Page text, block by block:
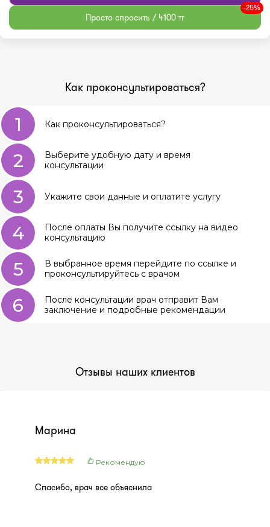
Просто спросить / 4100 тг
-25%
Как проконсультироваться?
1 Как проконсультироваться?
2
Выберите удобную дату и время
консультации
3 Укажите свои данные и оплатите услугу
4
После оплаты Вы получите ссылку на видео
консультацию
5
В выбранное время перейдите по ссылке и
проконсультируйтесь с врачом
6
После консультации врач отправит Вам
заключение и подробные рекомендации
Отзывы наших клиентов
Марина
Рекомендую
Спасибо, врач все объяснила